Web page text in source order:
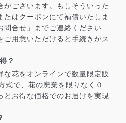
ございます。もしそういった
はクーポンにて補償いたしま
問合せ」までご連絡ください
ご用意いただけると手続きがス
？
花をオンラインで数量限定販
式で、花の廃棄を限りなく０
とお得な価格でのお届けを実現